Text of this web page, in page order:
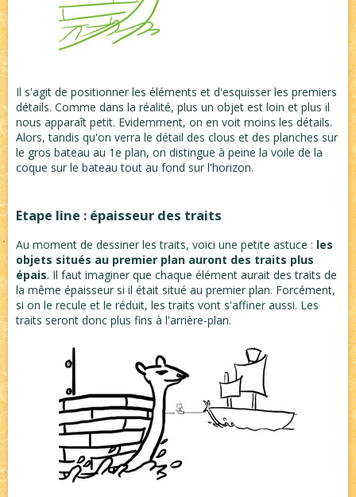
Il s'agit de positionner les éléments et d'esquisser les premiers
détails. Comme dans la réalité, plus un objet est loin et plus il
nous apparaît petit. Evidemment, on en voit moins les détails.
Alors, tandis qu'on verra le détail des clous et des planches sur
le gros bateau au 1e plan, on distingue à peine la voile de la
coque sur le bateau tout au fond sur l'horizon.
Etape line : épaisseur des traits
Au moment de dessiner les traits, voici une petite astuce : les
objets situés au premier plan auront des traits plus
épais. Il faut imaginer que chaque élément aurait des traits de
la même épaisseur si il était situé au premier plan. Forcément,
si on le recule et le réduit, les traits vont s'affiner aussi. Les
traits seront donc plus fins à l'arrière-plan.